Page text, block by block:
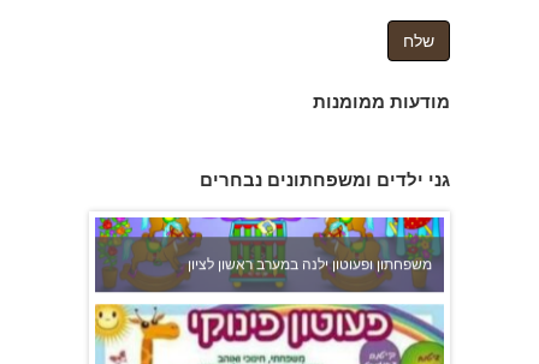
מודעות ממומנות
גני ילדים ומשפחתונים נבחרים
משפחתון ופעוטון ילנה במערב ראשון לציון